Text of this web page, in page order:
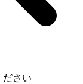
ださい